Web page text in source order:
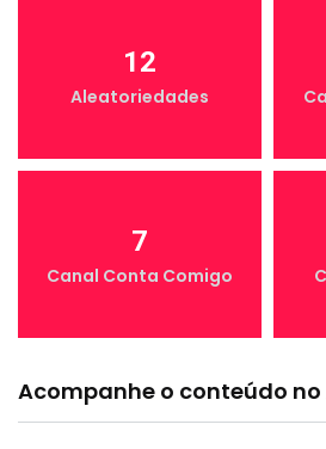
12
Aleatoriedades
7
Canal Conta Comigo
Acompanhe o conteúdo no